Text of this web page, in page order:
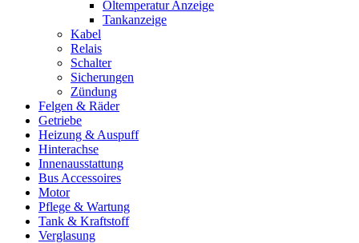
Öltemperatur Anzeige
Tankanzeige
Kabel
Relais
Schalter
Sicherungen
Zündung
Felgen & Räder
Getriebe
Heizung & Auspuff
Hinterachse
Innenausstattung
Bus Accessoires
Motor
Pflege & Wartung
Tank & Kraftstoff
Verglasung